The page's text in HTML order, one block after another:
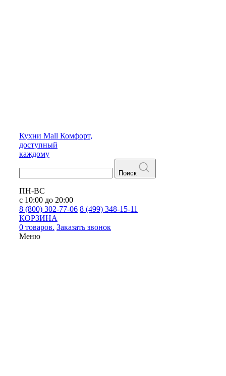
Кухни Mall Комфорт,
доступный
каждому
Поиск
ПН-ВС
с 10:00 до 20:00
8 (800) 302-77-06 8 (499) 348-15-11
КОРЗИНА
0 товаров. Заказать звонок
Меню